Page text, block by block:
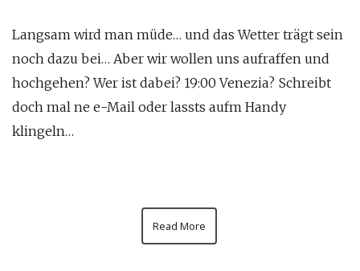
Langsam wird man müde… und das Wetter trägt sein
noch dazu bei… Aber wir wollen uns aufraffen und
hochgehen? Wer ist dabei? 19:00 Venezia? Schreibt
doch mal ne e-Mail oder lassts aufm Handy
klingeln…
Read More